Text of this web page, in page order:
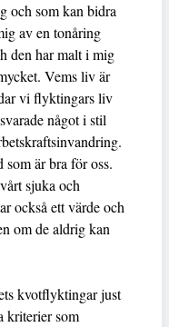
och som kan bidra
av en tonåring
den har malt i mig
Vems liv är
vi flyktingars liv
något i stil
är bra för oss.
sjuka och
också ett värde och
om de aldrig kan
kvotflyktingar just
kriterier som